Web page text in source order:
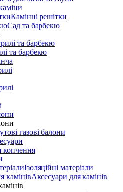
Камінні решітки
Сад та барбекю
та барбекю
та барбекю
газові балони
копчення
Ізоляційні матеріали
Аксесуари для камінів